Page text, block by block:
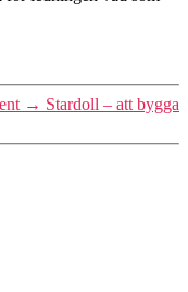
→ Stardoll – att bygga